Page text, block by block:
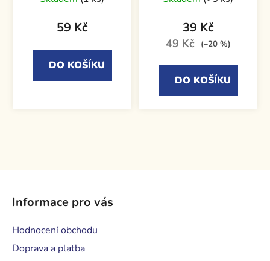
59 Kč
DO KOŠÍKU
39 Kč
49 Kč (–20 %)
DO KOŠÍKU
Informace pro vás
Hodnocení obchodu
Doprava a platba